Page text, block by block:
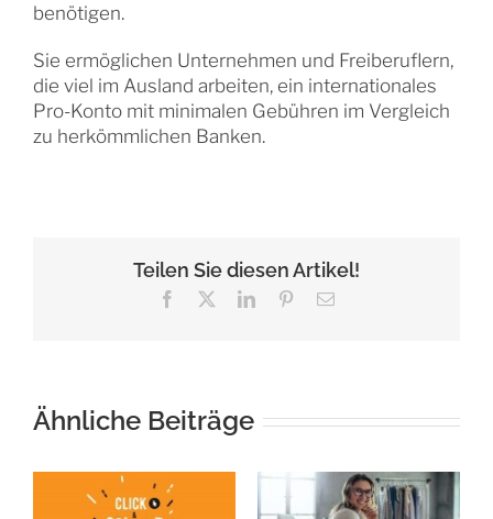
benötigen.
Sie ermöglichen Unternehmen und Freiberuflern,
die viel im Ausland arbeiten, ein internationales
Pro-Konto mit minimalen Gebühren im Vergleich
zu herkömmlichen Banken.
Teilen Sie diesen Artikel!
Facebook LinkedInPinterest
E-
Ähnliche Beiträge